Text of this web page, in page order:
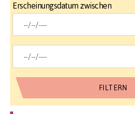
Erscheinungsdatum zwischen